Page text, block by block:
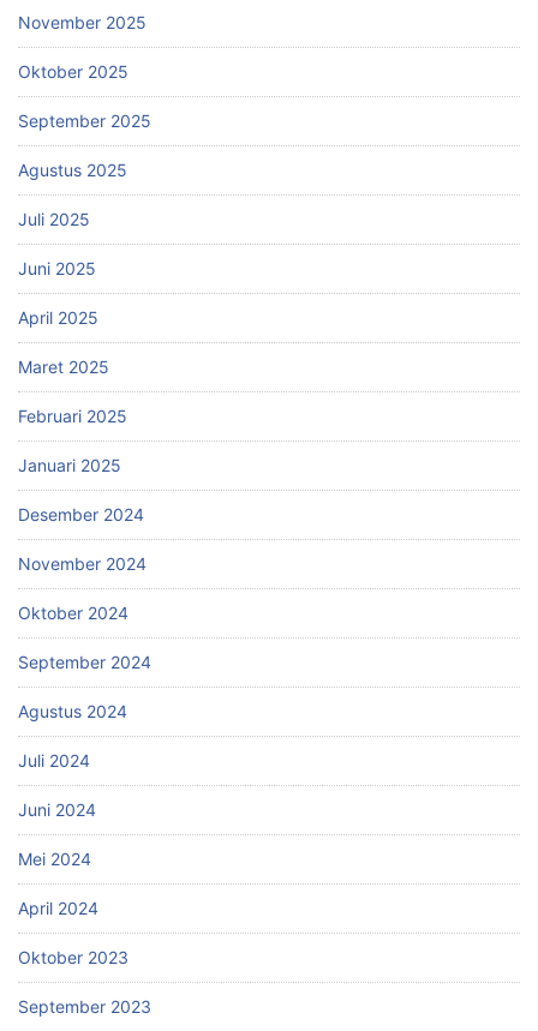
November 2025
Oktober 2025
September 2025
Agustus 2025
Juli 2025
Juni 2025
April 2025
Maret 2025
Februari 2025
Januari 2025
Desember 2024
November 2024
Oktober 2024
September 2024
Agustus 2024
Juli 2024
Juni 2024
Mei 2024
April 2024
Oktober 2023
September 2023